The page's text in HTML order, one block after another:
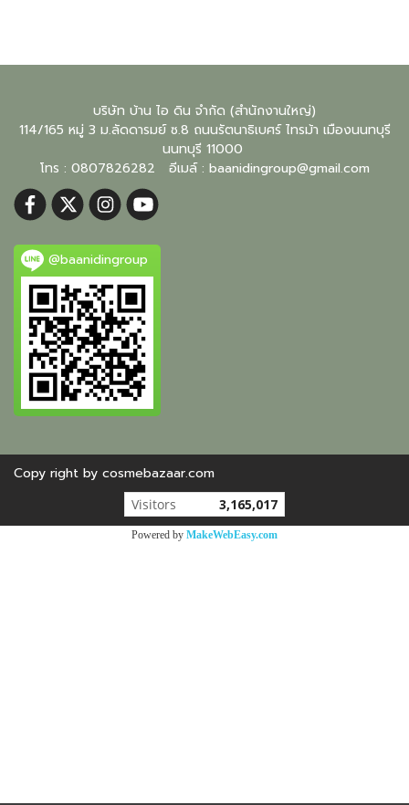
บริษัท บ้าน ไอ ดิน จำกัด (สำนักงานใหญ่)
114/165 หมู่ 3 ม.ลัดดารมย์ ซ.8 ถนนรัตนาธิเบศร์ ไทรม้า เมืองนนทบุรี
นนทบุรี 11000
โทร : 0807826282 อีเมล์ : baanidingroup@gmail.com
@baanidingroup
Copy right by cosmebazaar.com
Visitors 3,165,017
Powered by MakeWebEasy.com